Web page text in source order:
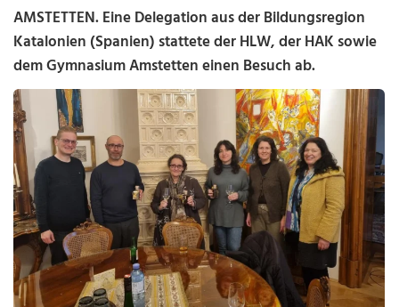
AMSTETTEN. Eine Delegation aus der Bildungsregion
Katalonien (Spanien) stattete der HLW, der HAK sowie
dem Gymnasium Amstetten einen Besuch ab.